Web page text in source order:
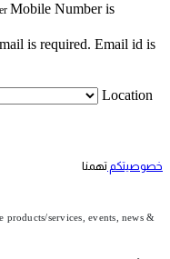
Mobile Number is
is required. Email id is
Location
خصوصيتكم تهمنا
services, events, news &